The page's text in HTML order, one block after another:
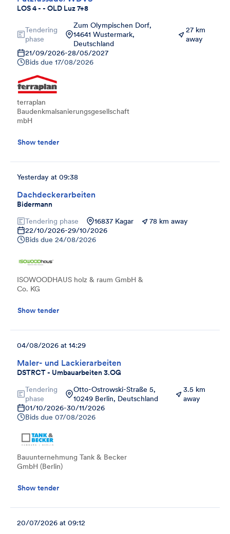
LOS 4 - - OLD Luz 7+8
Tendering
phase
Zum Olympischen Dorf,
14641 Wustermark,
Deutschland
27 km
away
21/09/2026-28/05/2027
Bids due 17/08/2026
terraplan
Baudenkmalsanierungsgesellschaft
mbH
Show tender
Dachdeckerarbeiten
Bidermann
Yesterday at 09:38
Tendering phase 16837 Kagar
78 km away
22/10/2026-29/10/2026
Bids due 24/08/2026
ISOWOODHAUS holz & raum GmbH &
Co. KG
Show tender
Maler- und Lackierarbeiten
DSTRCT - Umbauarbeiten 3.OG
04/08/2026 at 14:29
Tendering
phase
Otto-Ostrowski-Straße 5,
10249 Berlin, Deutschland
3.5 km
away
01/10/2026-30/11/2026
Bids due 07/08/2026
Bauunternehmung Tank & Becker
GmbH (Berlin)
Show tender
20/07/2026 at 09:12